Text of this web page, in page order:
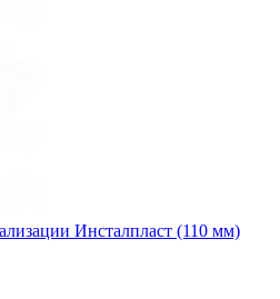
Инсталпласт (110 мм)